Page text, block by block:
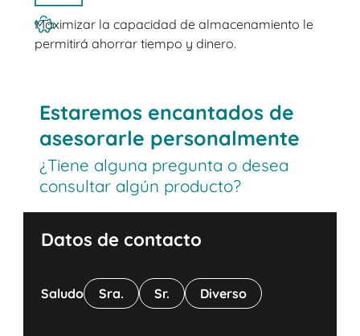
Maximizar la capacidad de almacenamiento le
permitirá ahorrar tiempo y dinero.
Estaremos encantados de
asesorarle personalmente
¿Tiene alguna pregunta o desea
consultar algún producto?
Datos de contacto
Saludo Sra. Sr. Diverso